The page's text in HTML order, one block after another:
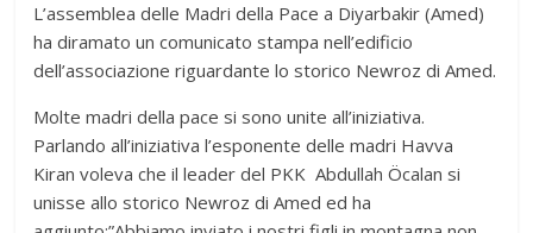
L’assemblea delle Madri della Pace a Diyarbakir (Amed)
ha diramato un comunicato stampa nell’edificio
dell’associazione riguardante lo storico Newroz di Amed.
Molte madri della pace si sono unite all’iniziativa.
Parlando all’iniziativa l’esponente delle madri Havva
Kiran voleva che il leader del PKK Abdullah Öcalan si
unisse allo storico Newroz di Amed ed ha